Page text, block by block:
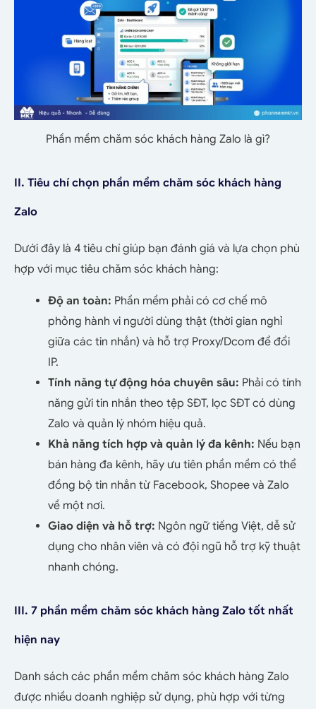
Phần mềm chăm sóc khách hàng Zalo là gì?
II. Tiêu chí chọn phần mềm chăm sóc khách hàng
Zalo
Dưới đây là 4 tiêu chí giúp bạn đánh giá và lựa chọn phù
hợp với mục tiêu chăm sóc khách hàng:
Độ an toàn: Phần mềm phải có cơ chế mô
phỏng hành vi người dùng thật (thời gian nghỉ
giữa các tin nhắn) và hỗ trợ Proxy/Dcom để đổi
IP.
Tính năng tự động hóa chuyên sâu: Phải có tính
năng gửi tin nhắn theo tệp SĐT, lọc SĐT có dùng
Zalo và quản lý nhóm hiệu quả.
Khả năng tích hợp và quản lý đa kênh: Nếu bạn
bán hàng đa kênh, hãy ưu tiên phần mềm có thể
đồng bộ tin nhắn từ Facebook, Shopee và Zalo
về một nơi.
Giao diện và hỗ trợ: Ngôn ngữ tiếng Việt, dễ sử
dụng cho nhân viên và có đội ngũ hỗ trợ kỹ thuật
nhanh chóng.
III. 7 phần mềm chăm sóc khách hàng Zalo tốt nhất
hiện nay
Danh sách các phần mềm chăm sóc khách hàng Zalo
được nhiều doanh nghiệp sử dụng, phù hợp với từng